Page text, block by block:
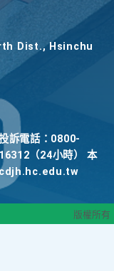
Dist., Hsinchu
訴電話：0800-
（24小時） 本
版權所有